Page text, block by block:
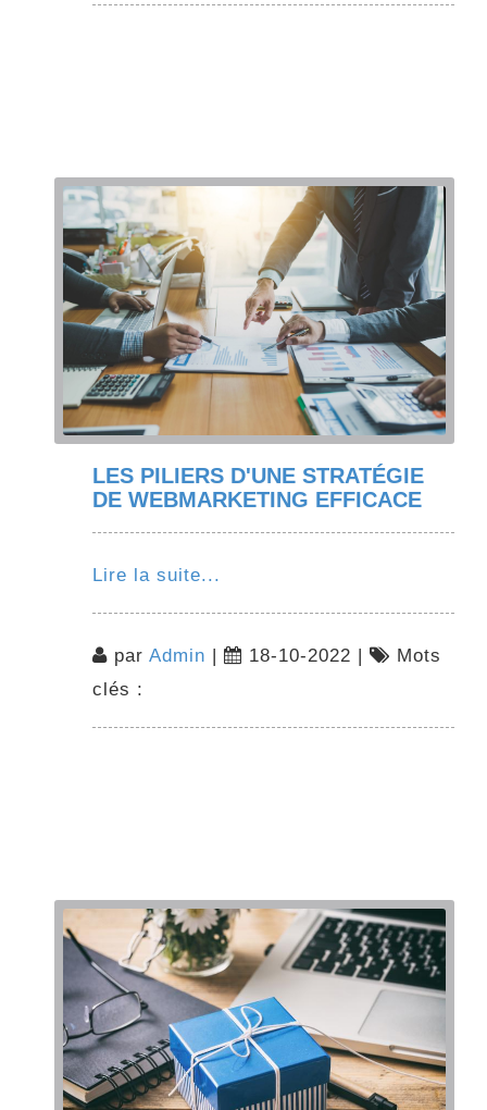
LES PILIERS D'UNE STRATÉGIE
DE WEBMARKETING EFFICACE
Lire la suite...
par Admin 18-10-2022 |
Mots
clés :